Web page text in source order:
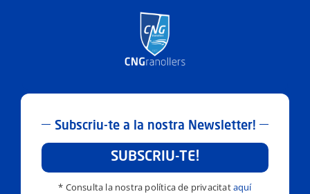
Subscriu-te a la nostra Newsletter!
SUBSCRIU-TE!
* Consulta la nostra política de privacitataquí